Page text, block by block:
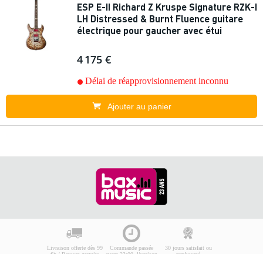
ESP E-II Richard Z Kruspe Signature RZK-I
LH Distressed & Burnt Fluence guitare
électrique pour gaucher avec étui
4 175 €
Délai de réapprovisionnement inconnu
Ajouter au panier
Livraison offerte dès 99
Commande passée
30 jours satisfait ou